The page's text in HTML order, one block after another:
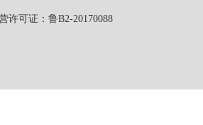
许可证：鲁B2-20170088